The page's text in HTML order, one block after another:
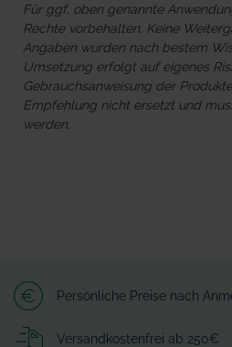
Für ggf. oben genannte
Rechte vorbehalten. Keine
Angaben wurden nach bestem
Umsetzung erfolgt auf eigenes
Gebrauchsanweisung der
Empfehlung nicht ersetzt und
werden.
Persönliche Preise nach
Versandkostenfrei ab 250€